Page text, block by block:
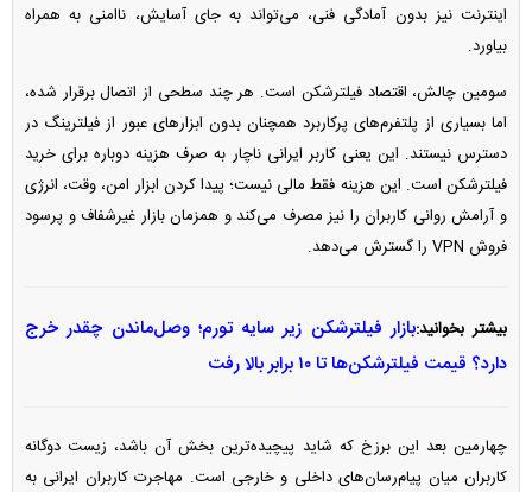
اینترنت نیز بدون آمادگی فنی، می‌تواند به جای آسایش، ناامنی به همراه
بیاورد.
سومین چالش، اقتصاد فیلترشکن است. هر چند سطحی از اتصال برقرار شده،
اما بسیاری از پلتفرم‌های پرکاربرد همچنان بدون ابزار‌های عبور از فیلترینگ در
دسترس نیستند. این یعنی کاربر ایرانی ناچار به صرف هزینه دوباره برای خرید
فیلترشکن است. این هزینه فقط مالی نیست؛ پیدا کردن ابزار امن، وقت، انرژی
و آرامش روانی کاربران را نیز مصرف می‌کند و همزمان بازار غیرشفاف و پرسود
فروش VPN را گسترش می‌دهد.
بیشتر بخوانید:بازار فیلترشکن زیر سایه تورم؛ وصل‌ماندن چقدر خرج
دارد؟ قیمت فیلترشکن‌ها تا ۱۰ برابر بالا رفت
چهارمین بعد این برزخ که شاید پیچیده‌ترین بخش آن باشد، زیست دوگانه
کاربران میان پیام‌رسان‌های داخلی و خارجی است. مهاجرت کاربران ایرانی به